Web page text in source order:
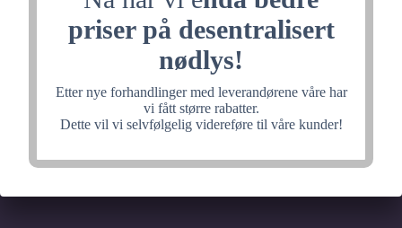
priser på desentralisert
nødlys!
Etter nye forhandlinger med leverandørene våre har
vi fått større rabatter.
Dette vil vi selvfølgelig videreføre til våre kunder!
noe fantastisk, velkommen
tilbake litt senere.